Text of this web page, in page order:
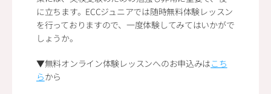
に立ちます。ECCジュニアでは随時無料体験レッスン
を行っておりますので、一度体験してみてはいかがで
しょうか。
▼無料オンライン体験レッスンへのお申込みはこち
らから